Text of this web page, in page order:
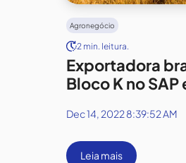
Agronegócio
2 min. leitura.
Exportadora
Bloco K no
Dec 14, 2022 8:39:52 AM
Leia mais